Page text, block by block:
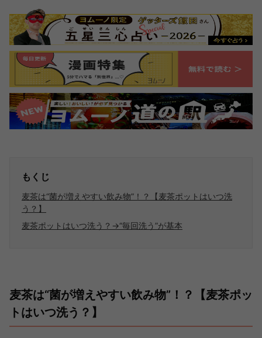
もくじ
麦茶は“菌が増えやすい飲み物”！？【麦茶ポットはいつ洗
う？】
麦茶ポットはいつ洗う？→“毎回洗う”が基本
麦茶は“菌が増えやすい飲み物”！？【麦茶ポッ
トはいつ洗う？】